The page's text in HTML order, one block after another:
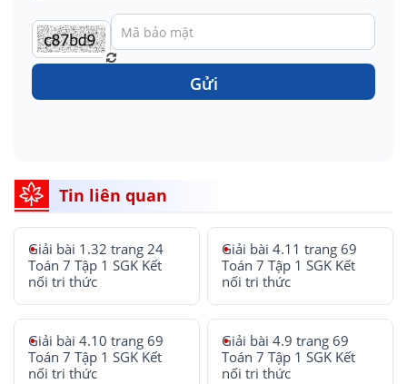
Gửi
Tin liên quan
Giải bài 1.32 trang 24
Toán 7 Tập 1 SGK Kết
nối tri thức
Giải bài 4.11 trang 69
Toán 7 Tập 1 SGK Kết
nối tri thức
Giải bài 4.10 trang 69
Toán 7 Tập 1 SGK Kết
nối tri thức
Giải bài 4.9 trang 69
Toán 7 Tập 1 SGK Kết
nối tri thức